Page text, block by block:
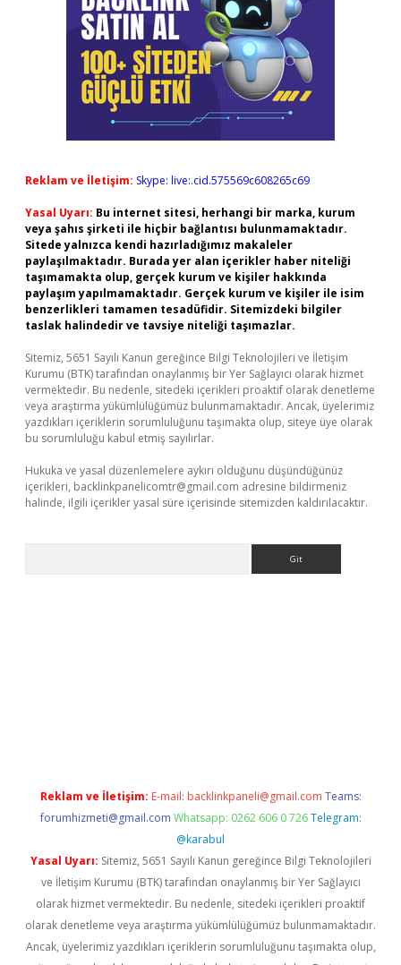
Reklam ve İletişim: Skype: live:.cid.575569c608265c69
Yasal Uyarı: Bu internet sitesi, herhangi bir marka, kurum
veya şahıs şirketi ile hiçbir bağlantısı bulunmamaktadır.
Sitede yalnızca kendi hazırladığımız makaleler
paylaşılmaktadır. Burada yer alan içerikler haber niteliği
taşımamakta olup, gerçek kurum ve kişiler hakkında
paylaşım yapılmamaktadır. Gerçek kurum ve kişiler ile isim
benzerlikleri tamamen tesadüfidir. Sitemizdeki bilgiler
taslak halindedir ve tavsiye niteliği taşımazlar.
Sitemiz, 5651 Sayılı Kanun gereğince Bilgi Teknolojileri ve İletişim
Kurumu (BTK) tarafından onaylanmış bir Yer Sağlayıcı olarak hizmet
vermektedir. Bu nedenle, sitedeki içerikleri proaktif olarak denetleme
veya araştırma yükümlülüğümüz bulunmamaktadır. Ancak, üyelerimiz
yazdıkları içeriklerin sorumluluğunu taşımakta olup, siteye üye olarak
bu sorumluluğu kabul etmiş sayılırlar.
Hukuka ve yasal düzenlemelere aykırı olduğunu düşündüğünüz
içerikleri, backlinkpanelicomtr@gmail.com adresine bildirmeniz
halinde, ilgili içerikler yasal süre içerisinde sitemizden kaldırılacaktır.
Reklam ve İletişim: E-mail: backlinkpaneli@gmail.com Teams:
forumhizmeti@gmail.com Whatsapp: 0262 606 0 726 Telegram:
@karabul
Yasal Uyarı: Sitemiz, 5651 Sayılı Kanun gereğince Bilgi Teknolojileri
ve İletişim Kurumu (BTK) tarafından onaylanmış bir Yer Sağlayıcı
olarak hizmet vermektedir. Bu nedenle, sitedeki içerikleri proaktif
olarak denetleme veya araştırma yükümlülüğümüz bulunmamaktadır.
Ancak, üyelerimiz yazdıkları içeriklerin sorumluluğunu taşımakta olup,